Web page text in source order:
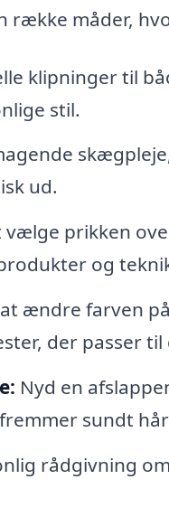
række måder,
klipninger til
stil.
ud.
prikken
og
ændre farven
der passer til
Nyd en
sundt
rådgivning